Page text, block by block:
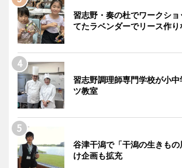
習志野・奏の杜でワークシ
てたラベンダーでリース作り
習志野調理師専門学校が小
ツ教室
谷津干潟で「干潟の生きも
け企画も拡充